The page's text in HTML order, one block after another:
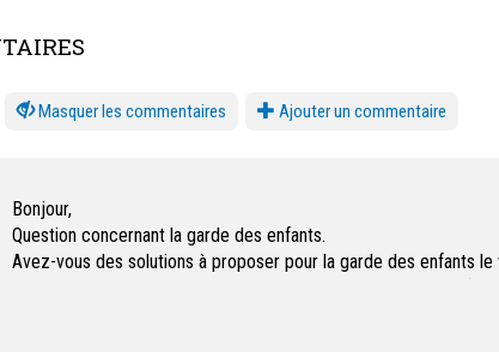
les commentaires Ajouter un commentaire
Bonjour,
Question concernant la garde des enfants.
Avez-vous des solutions à proposer pour la garde des enfants le